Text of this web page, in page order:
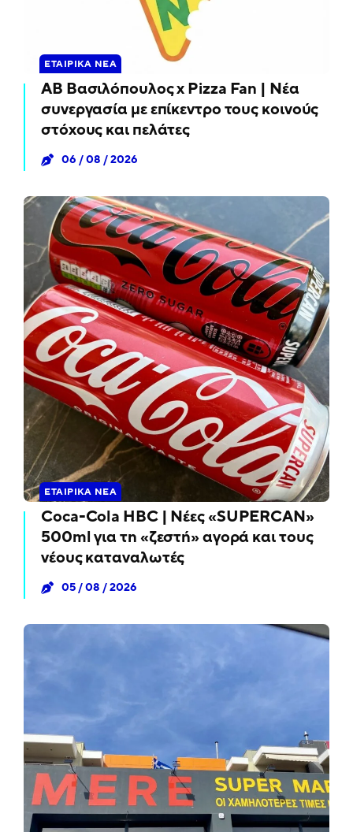
ΕΤΑΙΡΙΚΆ ΝΈΑ
ΑΒ Βασιλόπουλος x Pizza Fan | Νέα
συνεργασία με επίκεντρο τους κοινούς
στόχους και πελάτες
06 / 08 / 2026
ΕΤΑΙΡΙΚΆ ΝΈΑ
Coca-Cola HBC | Νέες «SUPERCAN»
500ml για τη «ζεστή» αγορά και τους
νέους καταναλωτές
05 / 08 / 2026